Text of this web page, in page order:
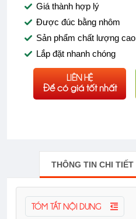
Giá thành hợp lý
Được đúc bằng nhôm
Sản phẩm chất lượng cao
Lắp đặt nhanh chóng
LIÊN HỆ
Để có giá tốt nhất
THÔNG TIN CHI TIẾT
TÓM TẮT NỘI DUNG